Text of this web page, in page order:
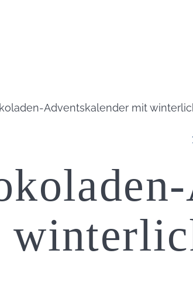
Adventskalender mit